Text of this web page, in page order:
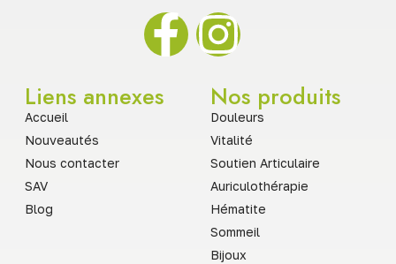
Liens annexes
Accueil
Nouveautés
Nous contacter
SAV
Blog
Nos produits
Douleurs
Vitalité
Soutien Articulaire
Auriculothérapie
Hématite
Sommeil
Bijoux